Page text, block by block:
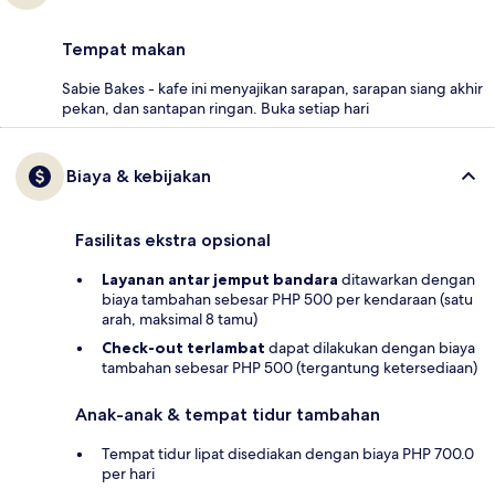
Tempat makan
Sabie Bakes - kafe ini menyajikan sarapan, sarapan siang akhir
pekan, dan santapan ringan. Buka setiap hari
Biaya & kebijakan
Fasilitas ekstra opsional
Layanan antar jemput bandara ditawarkan dengan
biaya tambahan sebesar PHP 500 per kendaraan (satu
arah, maksimal 8 tamu)
Check-out terlambat dapat dilakukan dengan biaya
tambahan sebesar PHP 500 (tergantung ketersediaan)
Anak-anak & tempat tidur tambahan
Tempat tidur lipat disediakan dengan biaya PHP 700.0
per hari